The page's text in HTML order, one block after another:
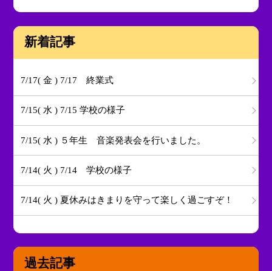
新着記事
7/17( 金 ) 7/17 終業式
7/15( 水 ) 7/15 学校の様子
7/15( 水 ) ５年生 音楽発表会を行いました。
7/14( 火 ) 7/14 学校の様子
7/14( 火 ) 夏休みはきまりを守って楽しく過ごすぞ！
過去記事